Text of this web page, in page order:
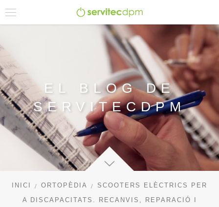
EL BLOG DE
SERVITECDPM
INICI ORTOPÈDIA
SCOOTERS ELÈCTRICS PER
A DISCAPACITATS. RECANVIS, REPARACIÓ I